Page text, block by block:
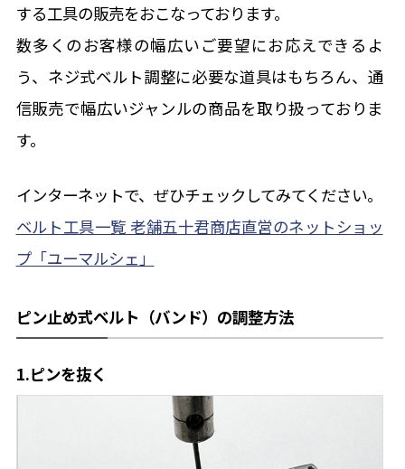
する工具の販売をおこなっております。
数多くのお客様の幅広いご要望にお応えできるよ
う、ネジ式ベルト調整に必要な道具はもちろん、通
信販売で幅広いジャンルの商品を取り扱っておりま
す。
インターネットで、ぜひチェックしてみてください。
ベルト工具一覧 老舗五十君商店直営のネットショッ
プ「ユーマルシェ」
ピン止め式ベルト（バンド）の調整方法
1.ピンを抜く